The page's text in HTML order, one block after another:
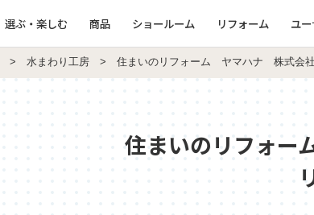
選ぶ・楽しむ 商品 ショールーム リフォーム ユ
> 水まわり工房 > 住まいのリフォーム ヤマハナ 株式会社
住まいのリフォ